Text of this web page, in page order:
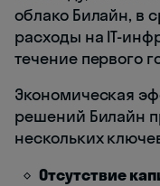
облако Билайн, в
расходы на IT-
течение первого
Экономическая
решений Билайн
нескольких
Отсутствие